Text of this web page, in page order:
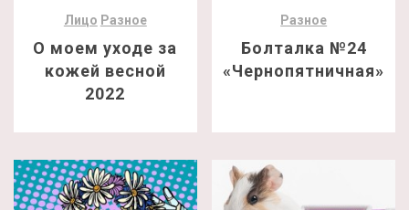
Лицо Разное
О моем уходе за
кожей весной
2022
Разное
Болталка №24
«Чернопятничная»